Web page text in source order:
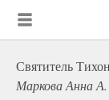
Святитель
Маркова Анна А.